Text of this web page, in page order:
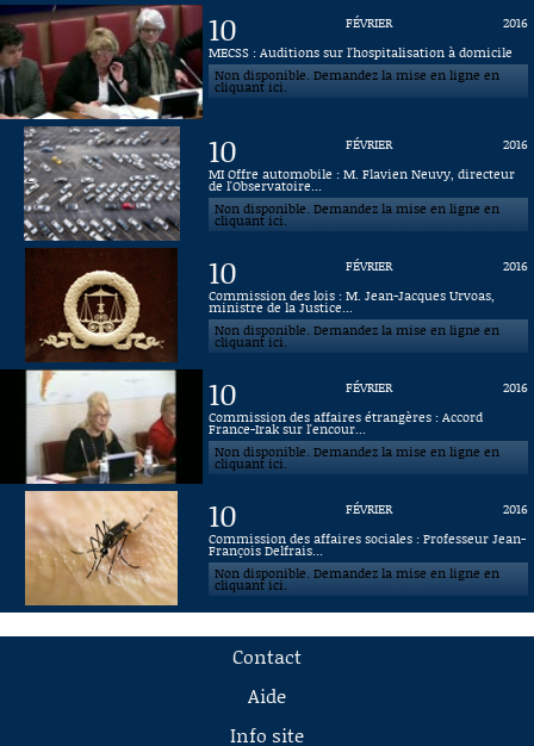
10 FÉVRIER
2016
MECSS : Auditions sur l'hospitalisation à domicile
Non disponible. Demandez la mise en ligne en
cliquant ici.
10 FÉVRIER
2016
MI Offre automobile : M. Flavien Neuvy, directeur
de l'Observatoire...
Non disponible. Demandez la mise en ligne en
cliquant ici.
10 FÉVRIER
2016
Commission des lois : M. Jean-Jacques Urvoas,
ministre de la Justice...
Non disponible. Demandez la mise en ligne en
cliquant ici.
10 FÉVRIER
2016
Commission des affaires étrangères : Accord
France-Irak sur l'encour...
Non disponible. Demandez la mise en ligne en
cliquant ici.
10 FÉVRIER
2016
Commission des affaires sociales : Professeur Jean-
François Delfrais...
Non disponible. Demandez la mise en ligne en
cliquant ici.
Contact
Aide
Info site